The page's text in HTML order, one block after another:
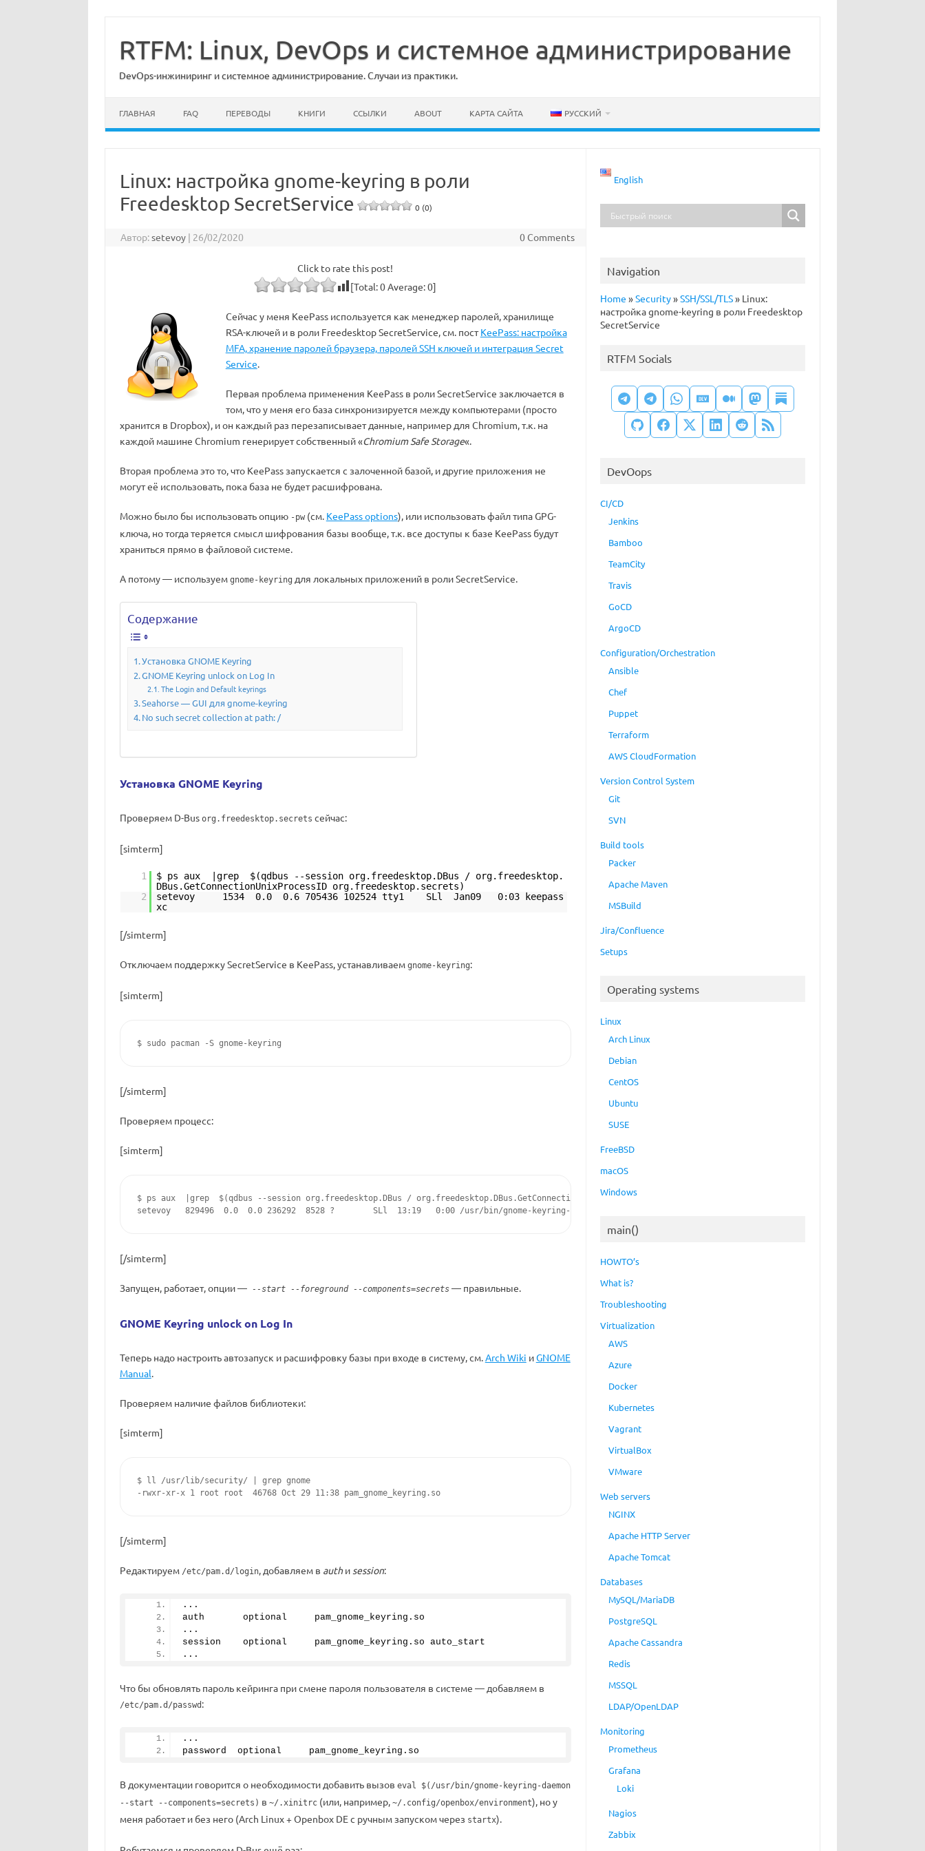
содержимому
RTFM: Linux, DevOps и системное администрирование
DevOps-инжиниринг и системное администрирование. Случаи из практики.
ГЛАВНАЯ FAQ ПЕРЕВОДЫ КНИГИ ССЫЛКИ ABOUT КАРТА САЙТА РУССКИЙ
Linux: настройка gnome-keyring в роли
Freedesktop SecretService
0 (0)
Автор:setevoy | 26/02/2020 0 Comments
Click to rate this post!
[Total:0Average:0]
Сейчас у меня KeePass используется как менеджер паролей, хранилище
RSA-ключей и в роли Freedesktop SecretService, см. постKeePass: настройка
MFA, хранение паролей браузера, паролей SSH ключей и интеграция Secret
Service.
Первая проблема применения KeePass в роли SecretService заключается в
том, что у меня его база синхронизируется между компьютерами (просто
хранится в Dropbox), и он каждый раз перезаписывает данные, например для Chromium, т.к. на
каждой машине Chromium генерирует собственный «Chromium Safe Storage«.
Вторая проблема это то, что KeePass запускается с залоченной базой, и другие приложения не
могут её использовать, пока база не будет расшифрована.
Можно было бы использовать опцию -pw(см. KeePass options), или использовать файл типа GPG-
ключа, но тогда теряется смысл шифрования базы вообще, т.к. все доступы к базе KeePass будут
храниться прямо в файловой системе.
А потому — используем gnome-keyring для локальных приложений в роли SecretService.
Содержание
Установка GNOME Keyring
GNOME Keyring unlock on Log In
The Login and Default keyrings
Seahorse — GUI для gnome-keyring
No such secret collection at path: /
Установка GNOME Keyring
Проверяем D-Bus org.freedesktop.secrets сейчас:
[simterm]
1
$ ps aux |grep $(qdbus --session org.freedesktop.DBus / org.freedesktop.
DBus.GetConnectionUnixProcessID org.freedesktop.secrets)
2
setevoy 1534 0.0 0.6 705436 102524 tty1 SLl Jan09 0:03 keepass
xc
[/simterm]
Отключаем поддержку SecretService в KeePass, устанавливаем gnome-keyring:
[simterm]
$ sudo pacman -S gnome-keyring
[/simterm]
Проверяем процесс:
[simterm]
$ ps aux  |grep  $(qdbus --session org.freedesktop.DBus / org.freedesktop.DBus.GetConnectionUnixProcessID org.freedesktop.secrets)
setevoy   829496  0.0  0.0 236292  8528 ?        SLl  13:19   0:00 /usr/bin/gnome-keyring-daemon --start --foreground --components=secrets
[/simterm]
Запущен, работает, опции —--start --foreground --components=secrets— правильные.
GNOME Keyring unlock on Log In
Теперь надо настроить автозапуск и расшифровку базы при входе в систему, см.Arch Wiki иGNOME
Manual.
Проверяем наличие файлов библиотеки:
[simterm]
$ ll /usr/lib/security/ | grep gnome
-rwxr-xr-x 1 root root  46768 Oct 29 11:38 pam_gnome_keyring.so
[/simterm]
Редактируем /etc/pam.d/login, добавляем в authи session:
...
auth       optional     pam_gnome_keyring. so
...
session    optional     pam_gnome_keyring. so auto_start
...
Что бы обновлять пароль кейринга при смене пароля пользователя в системе — добавляем в
/etc/pam.d/passwd :
...
password  optional     pam_gnome_keyring. so
В документации говорится о необходимости добавить вызов eval $(/usr/bin/gnome-keyring-daemon
--start --components=secrets) в ~/.xinitrc(или, например, ~/.config/openbox/environment), но у
меня работает и без него (Arch Linux + Openbox DE с ручным запуском через startx).
English
Navigation
Home »Security»SSH/SSL/TLS» Linux:
настройка gnome-keyring в роли Freedesktop
SecretService
RTFM Socials
DevOops
CI/CD
Jenkins
Bamboo
TeamCity
Travis
GoCD
ArgoCD
Configuration/Orchestration
Ansible
Chef
Puppet
Terraform
AWS CloudFormation
Version Control System
Git
SVN
Build tools
Packer
Apache Maven
MSBuild
Jira/Confluence
Setups
Operating systems
Linux
Arch Linux
Debian
CentOS
Ubuntu
SUSE
FreeBSD
macOS
Windows
main()
HOWTO’s
What is?
Troubleshooting
Virtualization
AWS
Azure
Docker
Kubernetes
Vagrant
VirtualBox
VMware
Web servers
NGINX
Apache HTTP Server
Apache Tomcat
Databases
MySQL/MariaDB
PostgreSQL
Apache Cassandra
Redis
MSSQL
LDAP/OpenLDAP
Monitoring
Prometheus
Grafana
Loki
Nagios
Zabbix